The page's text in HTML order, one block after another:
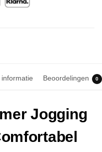
Beoordelingen 0
Jogging